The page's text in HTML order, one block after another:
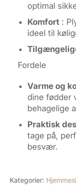
optimal
Komfort :
ideel til
Fordele
Varme og
dine fødder
behagelige
Praktisk
tage på,
besvær.
Kategorier: